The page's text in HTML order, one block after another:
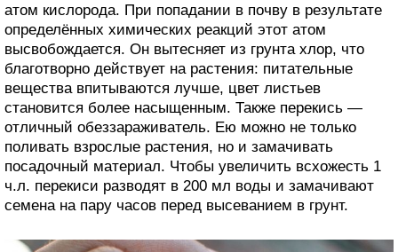
атом кислорода. При попадании в почву в результате
определённых химических реакций этот атом
высвобождается. Он вытесняет из грунта хлор, что
благотворно действует на растения: питательные
вещества впитываются лучше, цвет листьев
становится более насыщенным. Также перекись —
отличный обеззараживатель. Ею можно не только
поливать взрослые растения, но и замачивать
посадочный материал. Чтобы увеличить всхожесть 1
ч.л. перекиси разводят в 200 мл воды и замачивают
семена на пару часов перед высеванием в грунт.